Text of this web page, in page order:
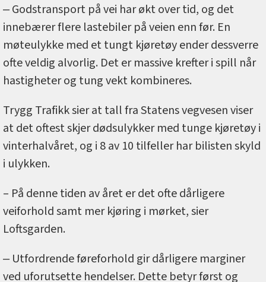
‒ Godstransport på vei har økt over tid, og det
innebærer flere lastebiler på veien enn før. En
møteulykke med et tungt kjøretøy ender dessverre
ofte veldig alvorlig. Det er massive krefter i spill når
hastigheter og tung vekt kombineres.
Trygg Trafikk sier at tall fra Statens vegvesen viser
at det oftest skjer dødsulykker med tunge kjøretøy i
vinterhalvåret, og i 8 av 10 tilfeller har bilisten skyld
i ulykken.
– På denne tiden av året er det ofte dårligere
veiforhold samt mer kjøring i mørket, sier
Loftsgarden.
‒ Utfordrende føreforhold gir dårligere marginer
ved uforutsette hendelser. Dette betyr først og